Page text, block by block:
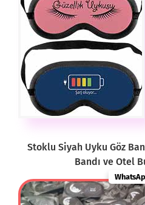
Stoklu Siyah Uyku Göz
Bandı ve Otel